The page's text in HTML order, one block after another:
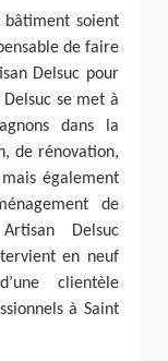
bâtiment soient
de faire
Delsuc pour
se met à
dans la
de rénovation,
également
de
Delsuc
en neuf
clientèle
à Saint